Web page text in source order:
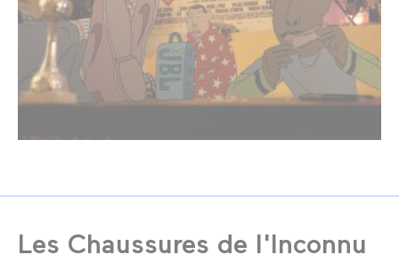
Les Chaussures de l'Inconnu